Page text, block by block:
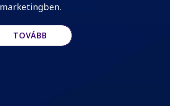
marketingben.
TOVÁBB